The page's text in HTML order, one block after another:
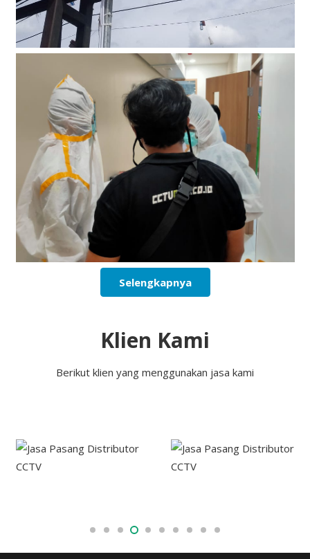
Selengkapnya
Klien Kami
Berikut klien yang menggunakan jasa kami